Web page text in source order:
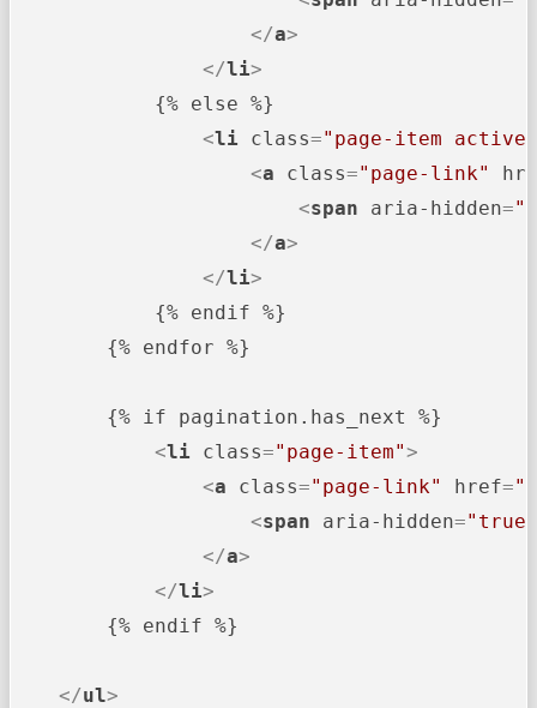
</a>
</li>
{% else %}
<li class="page-item active"
<a class="page-link"
<span aria-hidden=
</a>
</li>
{% endif %}
{% endfor %}
{% if pagination.has_next %}
<li class="page-item">
<a class="page-link" href="
<span aria-hidden="true"
</a>
</li>
{% endif %}
</ul>